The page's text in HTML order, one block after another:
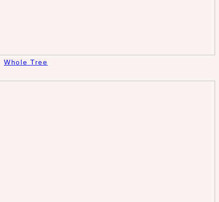
Whole Tree